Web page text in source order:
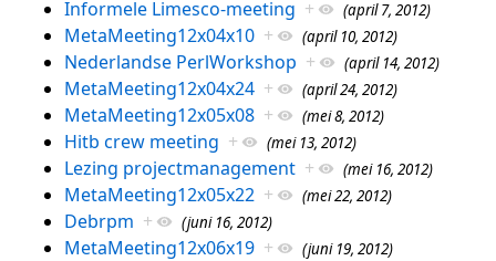
Informele Limesco-meeting + (april 7, 2012)
MetaMeeting12x04x10 + (april 10, 2012)
Nederlandse PerlWorkshop + (april 14, 2012)
MetaMeeting12x04x24 + (april 24, 2012)
MetaMeeting12x05x08 + (mei 8, 2012)
Hitb crew meeting + (mei 13, 2012)
Lezing projectmanagement + (mei 16, 2012)
MetaMeeting12x05x22 + (mei 22, 2012)
Debrpm + (juni 16, 2012)
MetaMeeting12x06x19 + (juni 19, 2012)